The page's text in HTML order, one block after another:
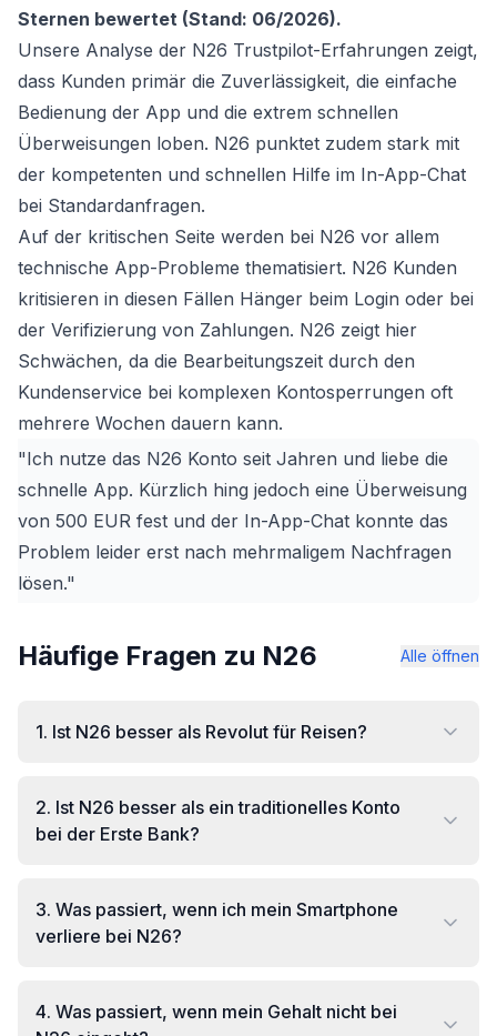
Sternen bewertet (Stand: 06/2026).
Unsere Analyse der N26 Trustpilot-Erfahrungen zeigt,
dass Kunden primär die Zuverlässigkeit, die einfache
Bedienung der App und die extrem schnellen
Überweisungen loben. N26 punktet zudem stark mit
der kompetenten und schnellen Hilfe im In-App-Chat
bei Standardanfragen.
Auf der kritischen Seite werden bei N26 vor allem
technische App-Probleme thematisiert. N26 Kunden
kritisieren in diesen Fällen Hänger beim Login oder bei
der Verifizierung von Zahlungen. N26 zeigt hier
Schwächen, da die Bearbeitungszeit durch den
Kundenservice bei komplexen Kontosperrungen oft
mehrere Wochen dauern kann.
"Ich nutze das N26 Konto seit Jahren und liebe die
schnelle App. Kürzlich hing jedoch eine Überweisung
von 500 EUR fest und der In-App-Chat konnte das
Problem leider erst nach mehrmaligem Nachfragen
lösen."
Häufige Fragen zu N26 Alle öffnen
1. Ist N26 besser als Revolut für Reisen?
2. Ist N26 besser als ein traditionelles Konto
bei der Erste Bank?
3. Was passiert, wenn ich mein Smartphone
verliere bei N26?
4. Was passiert, wenn mein Gehalt nicht bei